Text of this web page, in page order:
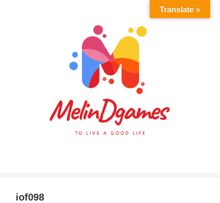
iof098
Translate »